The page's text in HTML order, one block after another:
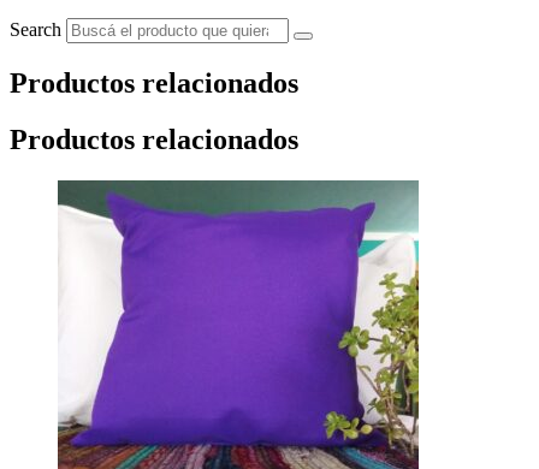
Search
Productos relacionados
Productos relacionados